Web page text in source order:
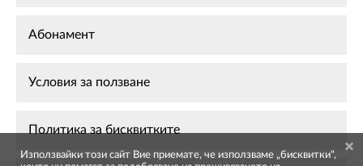
Абонамент
Условия за ползване
Политика за бисквитките
Използвайки този сайт Вие приемате, че използваме „бисквитки",